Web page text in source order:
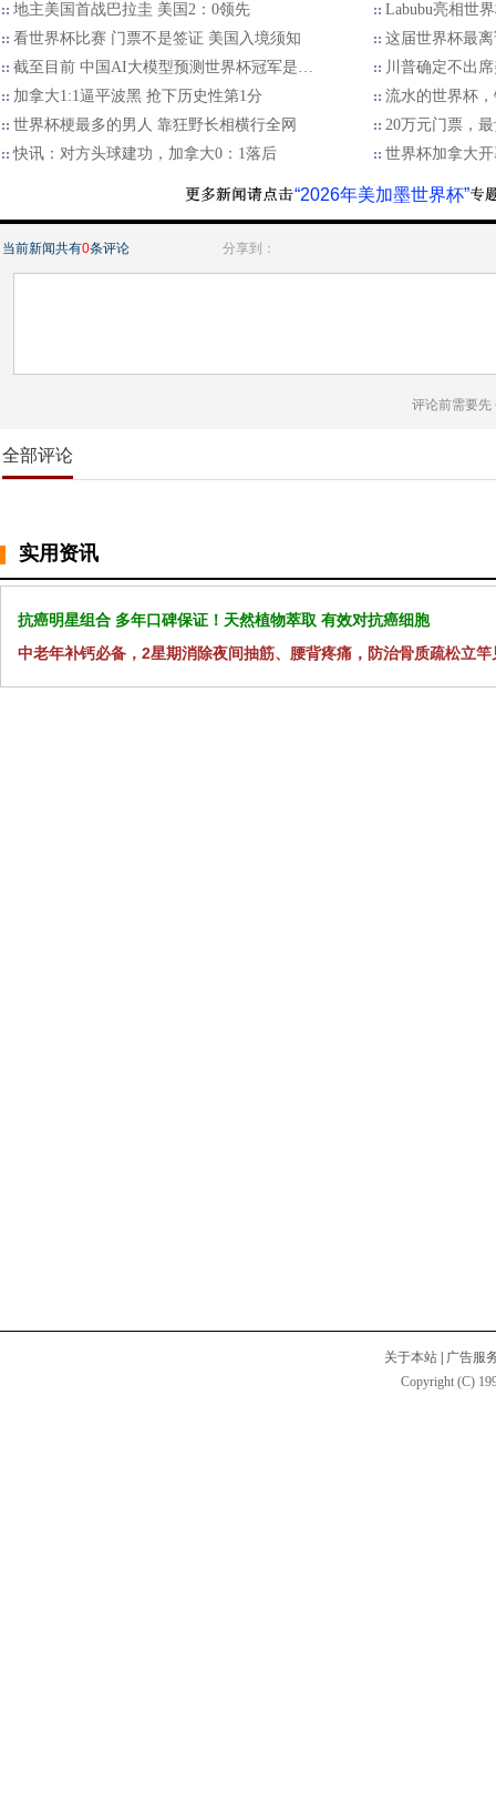
地主美国首战巴拉圭 美国2：0领先
Labubu亮相世
看世界杯比赛 门票不是签证 美国入境须知
这届世界杯最
截至目前 中国AI大模型预测世界杯冠军是…
川普确定不出
加拿大1:1逼平波黑 抢下历史性第1分
流水的世界杯
世界杯梗最多的男人 靠狂野长相横行全网
20万元门票，
快讯：对方头球建功，加拿大0：1落后
世界杯加拿大
“2026年美加墨世界杯”
当前新闻共有0条评论 分享到：
评论前需要先
全部评论
实用资讯
抗癌明星组合 多年口碑保证！天然植物萃取 有效对抗癌细胞
中老年补钙必备，2星期消除夜间抽筋、腰背疼痛，防治骨质疏松立竿
关于本站
广告服
Copyright (C)